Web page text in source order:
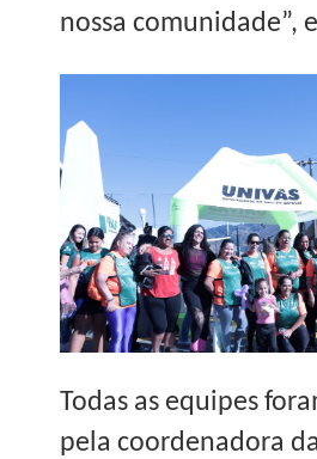
nossa comunidade”,
Todas as equipes
pela coordenadora da